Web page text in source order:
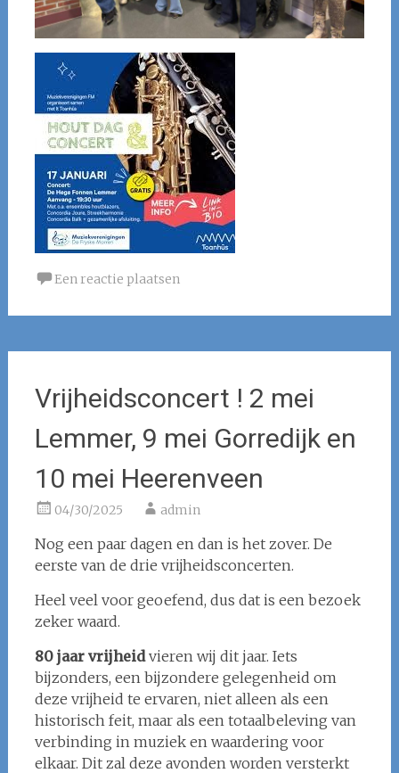
Een reactie plaatsen
Vrijheidsconcert ! 2 mei
Lemmer, 9 mei Gorredijk en
10 mei Heerenveen
04/30/2025 admin
Nog een paar dagen en dan is het zover. De
eerste van de drie vrijheidsconcerten.
Heel veel voor geoefend, dus dat is een bezoek
zeker waard.
80 jaar vrijheidvieren wij dit jaar. Iets
bijzonders, een bijzondere gelegenheid om
deze vrijheid te ervaren, niet alleen als een
historisch feit, maar als een totaalbeleving van
verbinding in muziek en waardering voor
elkaar. Dit zal deze avonden worden versterkt